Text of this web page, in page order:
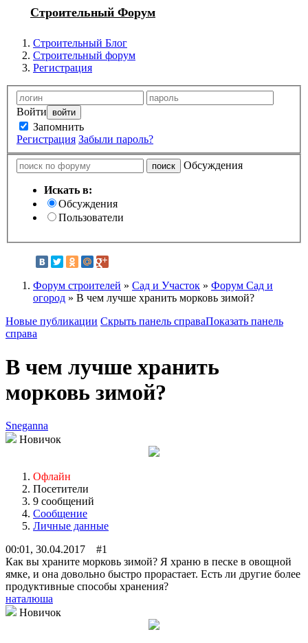
Строительный Форум
Строительный Блог
Строительный форум
Регистрация
Войти
Запомнить
Регистрация Забыли пароль?
Обсуждения
Искать в:
Обсуждения
Пользователи
Форум строителей » Сад и Участок » Форум Сад и
огород » В чем лучше хранить морковь зимой?
Новые публикации Скрыть панель справаПоказать панель
справа
В чем лучше хранить
морковь зимой?
Sneganna
Новичок
Офлайн
Посетители
9 сообщений
Сообщение
Личные данные
00:01, 30.04.2017 #1
Как вы храните морковь зимой? Я храню в песке в овощной
ямке, и она довольно быстро прорастает. Есть ли другие более
продуктивные способы хранения?
наталюша
Новичок